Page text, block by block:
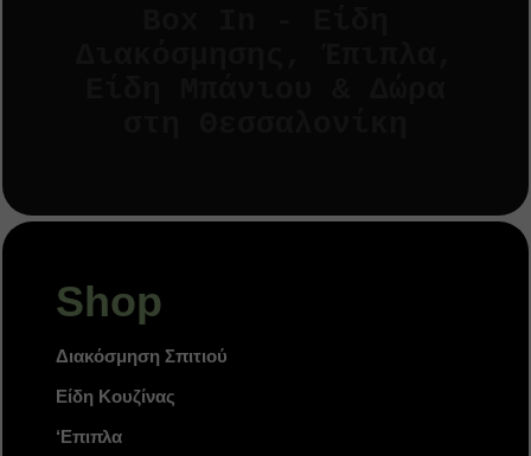
Shop
Διακόσμηση Σπιτιού
Είδη Κουζίνας
‘Επιπλα